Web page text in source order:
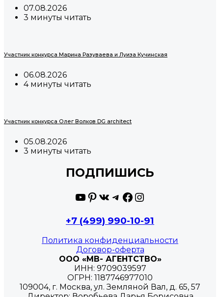
07.08.2026
3 минуты читать
Участник конкурса Марина Разуваева и Луиза Кучинская
06.08.2026
4 минуты читать
Участник конкурса Олег Волков DG architect
05.08.2026
3 минуты читать
ПОДПИШИСЬ
YouTube
Pinterest
ВКонтакте
Telegram
Facebook
Instagram
+7 (499) 990-10-91
Политика конфиденциальности
Договор-оферта
ООО «МВ- АГЕНТСТВО»
ИНН: 9709039597
ОГРН: 1187746977010
109004, г. Москва, ул. Земляной Вал, д. 65, 57